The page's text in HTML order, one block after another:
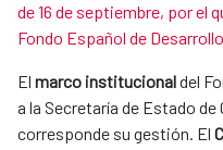
de 16 de septiembre, por el
Fondo Español de
El marco institucionaldel
a la Secretaría de Estado
corresponde su gestión. El